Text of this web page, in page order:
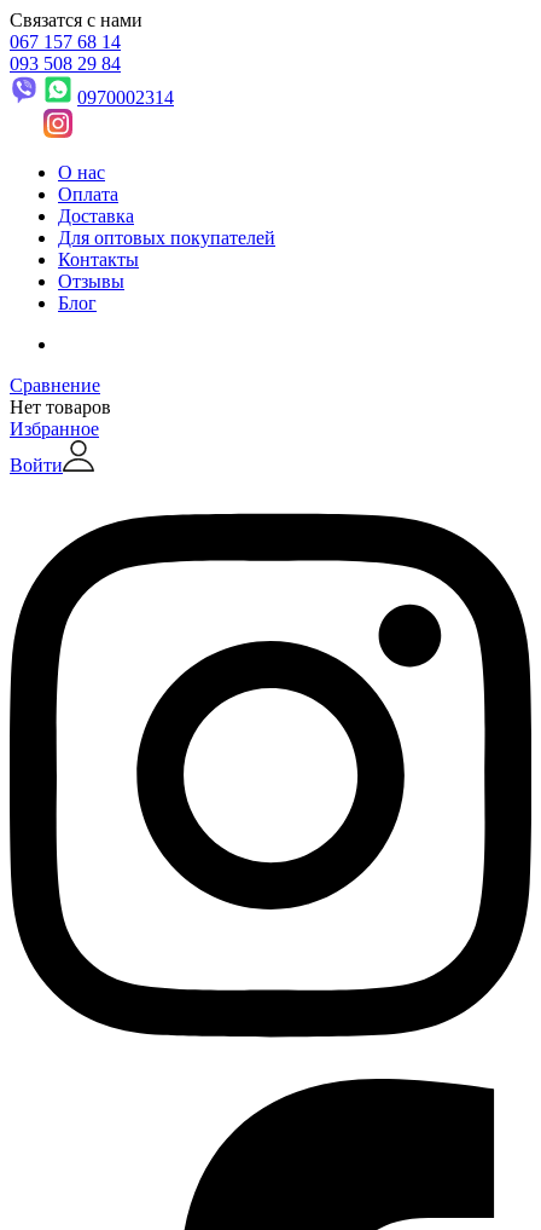
Связатся с нами
067 157 68 14
093 508 29 84
0970002314
О нас
Оплата
Доставка
Для оптовых покупателей
Контакты
Отзывы
Блог
Сравнение
Нет товаров
Избранное
Войти